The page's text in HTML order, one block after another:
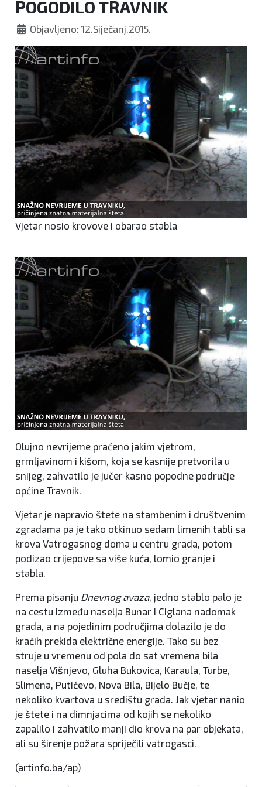
POGODILO TRAVNIK
Objavljeno: 12.Siječanj.2015.
Vjetar nosio krovove i obarao stabla
Olujno nevrijeme praćeno jakim vjetrom,
grmljavinom i kišom, koja se kasnije pretvorila u
snijeg, zahvatilo je jučer kasno popodne područje
općine Travnik.
Vjetar je napravio štete na stambenim i društvenim
zgradama pa je tako otkinuo sedam limenih tabli sa
krova Vatrogasnog doma u centru grada, potom
podizao crijepove sa više kuća, lomio granje i
stabla.
Prema pisanju Dnevnog avaza, jedno stablo palo je
na cestu između naselja Bunar i Ciglana nadomak
grada, a na pojedinim područjima dolazilo je do
kraćih prekida električne energije. Tako su bez
struje u vremenu od pola do sat vremena bila
naselja Višnjevo, Gluha Bukovica, Karaula, Turbe,
Slimena, Putićevo, Nova Bila, Bijelo Bučje, te
nekoliko kvartova u središtu grada. Jak vjetar nanio
je štete i na dimnjacima od kojih se nekoliko
zapalilo i zahvatilo manji dio krova na par objekata,
ali su širenje požara spriječili vatrogasci.
(artinfo.ba/ap)